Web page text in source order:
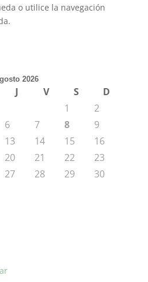
o utilice la navegación
2026
J V S
D
1
2
6 7 8
9
13 14 15
16
20 21 22
23
27 28 29
30